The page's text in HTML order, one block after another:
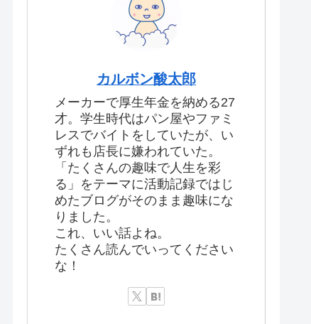
カルボン酸太郎
メーカーで厚生年金を納める27
才。学生時代はパン屋やファミ
レスでバイトをしていたが、い
ずれも店長に嫌われていた。
「たくさんの趣味で人生を彩
る」をテーマに活動記録ではじ
めたブログがそのまま趣味にな
りました。
これ、いい話よね。
たくさん読んでいってください
な！